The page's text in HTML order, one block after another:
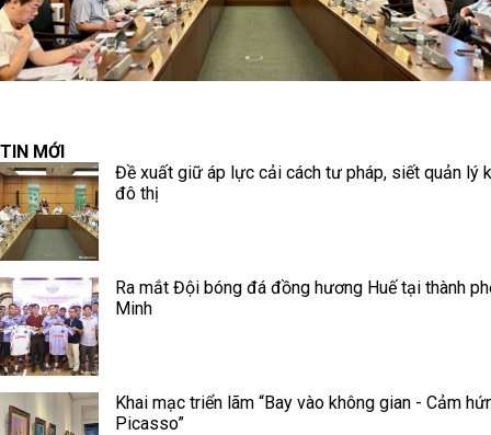
TIN MỚI
Đề xuất giữ áp lực cải cách tư pháp, siết quản lý
đô thị
Ra mắt Đội bóng đá đồng hương Huế tại thành
Minh
Khai mạc triển lãm “Bay vào không gian - Cảm
Picasso”